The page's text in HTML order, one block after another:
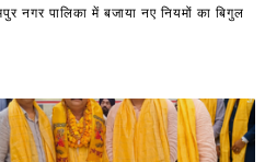
नगर पालिका में बजाया नए नियमों का बिगुल